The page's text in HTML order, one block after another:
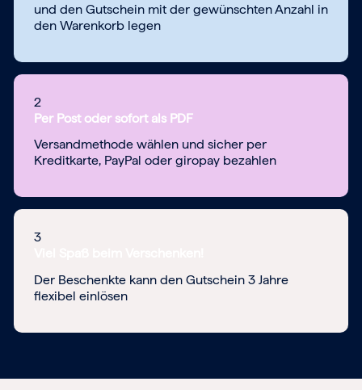
und den Gutschein mit der gewünschten Anzahl in
den Warenkorb legen
2
Per Post oder sofort als PDF
Versandmethode wählen und sicher per
Kreditkarte, PayPal oder giropay bezahlen
3
Der Beschenkte kann den Gutschein 3 Jahre
flexibel einlösen